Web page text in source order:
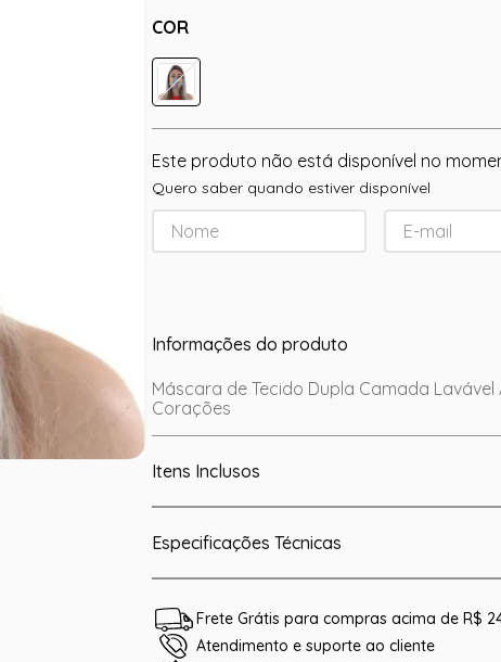
COR
Este produto não está disponível no
Quero saber quando estiver disponível
Informações do produto
Máscara de Tecido Dupla Camada
Corações
Itens Inclusos
Especificações Técnicas
Frete Grátis para compras acima de R$
Atendimento e suporte ao cliente